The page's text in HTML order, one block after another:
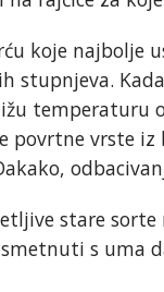
koje najbolje
stupnjeva.
temperaturu
povrtne vrste
stare sorte
s uma